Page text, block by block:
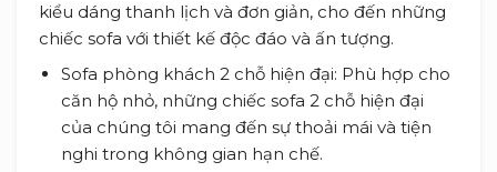
kiểu dáng thanh lịch và đơn giản, cho đến những
chiếc sofa với thiết kế độc đáo và ấn tượng.
Sofa phòng khách 2 chỗ hiện đại: Phù hợp cho
căn hộ nhỏ, những chiếc sofa 2 chỗ hiện đại
của chúng tôi mang đến sự thoải mái và tiện
nghi trong không gian hạn chế.